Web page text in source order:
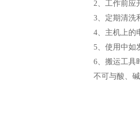
2、工作前应
3、定期清洗
4、主机上的
5、使用中如
6、搬运工具
不可与酸、